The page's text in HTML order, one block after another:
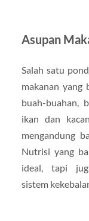
Asupan
Salah satu
makanan yang
buah-buahan,
ikan dan
mengandung
Nutrisi yang
ideal, tapi
sistem